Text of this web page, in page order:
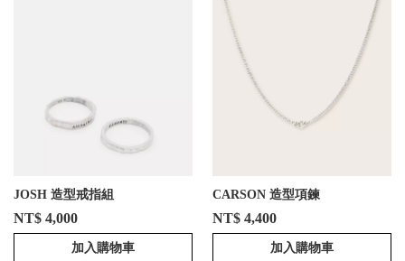
JOSH 造型戒指組
NT$ 4,000
加入購物車
CARSON 造型項鍊
NT$ 4,400
加入購物車